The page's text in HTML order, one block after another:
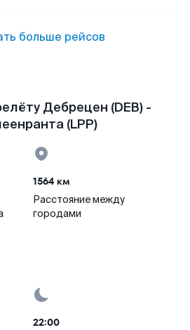
больше рейсов
Дебрецен (DEB) -
(LPP)
1564 км
Расстояние между
городами
22:00